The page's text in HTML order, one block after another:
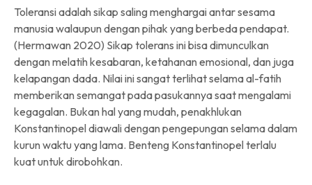
Toleransi adalah sikap saling menghargai antar sesama
manusia walaupun dengan pihak yang berbeda pendapat.
(Hermawan 2020) Sikap tolerans ini bisa dimunculkan
dengan melatih kesabaran, ketahanan emosional, dan juga
kelapangan dada. Nilai ini sangat terlihat selama al-fatih
memberikan semangat pada pasukannya saat mengalami
kegagalan. Bukan hal yang mudah, penakhlukan
Konstantinopel diawali dengan pengepungan selama dalam
kurun waktu yang lama. Benteng Konstantinopel terlalu
kuat untuk dirobohkan.